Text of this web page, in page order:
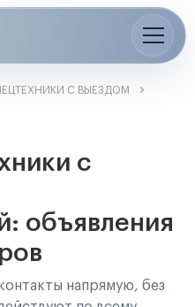
С ВЫЕЗДОМ
с
объявления
напрямую, без